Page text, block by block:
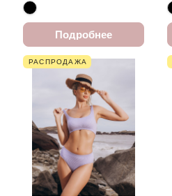
Подробнее
РАСПРОДАЖА